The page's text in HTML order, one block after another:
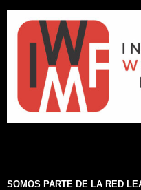
SOMOS PARTE DE LA RED